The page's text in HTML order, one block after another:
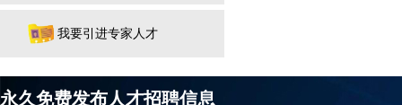
我要引进专家人才